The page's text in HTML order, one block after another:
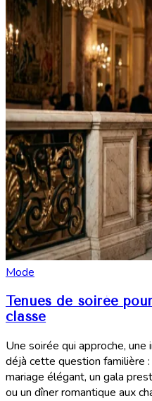
Mode
Tenues de soirée
classe
Une soirée qui approche,
déjà cette question familière
mariage élégant, un gala
ou un dîner romantique aux